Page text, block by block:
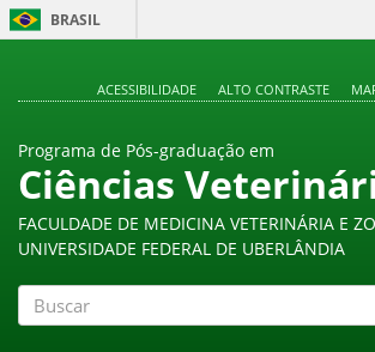
BRASIL
Acesso
ACESSIBILIDADE
ALTO CONTRASTE
Programa de Pós-graduação em
Ciências
FACULDADE DE MEDICINA VETERINÁRIA E
UNIVERSIDADE FEDERAL DE UBERLÂNDIA